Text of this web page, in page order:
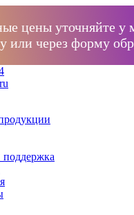
цены уточняйте у
или через форму